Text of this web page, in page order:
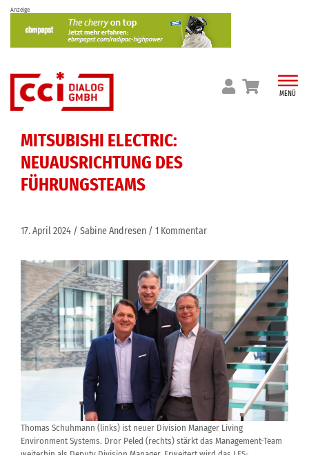
Skip
content
Anzeige
MENÜ
MITSUBISHI ELECTRIC:
NEUAUSRICHTUNG DES
FÜHRUNGSTEAMS
17. April 2024 Sabine Andresen 1 Kommentar
Thomas Schuhmann (links) ist neuer Division Manager Living
Environment Systems. Dror Peled (rechts) stärkt das Management-Team